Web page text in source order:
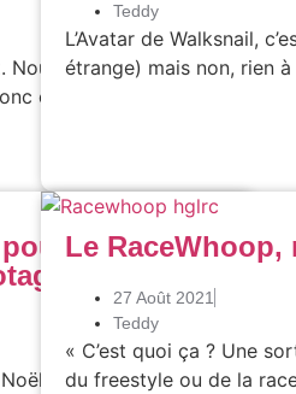
avions d’ailleurs
eu
Teddy
L’Avatar de Walksnail,
étrange) mais non, rien
Drones,
Noël 2021
?
mais vous êtes
Le
27 Août 2021
Teddy
« C’est quoi ça ? Une
du freestyle ou de la